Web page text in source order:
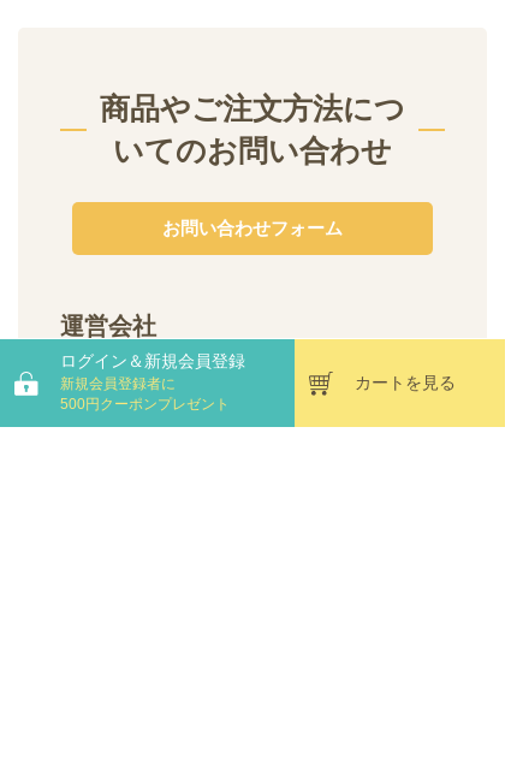
ログイン＆新規会員登録
新規会員登録者に
500円クーポンプレゼント
カートを見る
商品やご注文方法につ
いてのお問い合わせ
お問い合わせフォーム
運営会社
ハヤシ商事株式会社｜清流仁淀川の天然水と針
葉樹を使った、強くて優しい肌触りの国産ティ
ッシュメーカー